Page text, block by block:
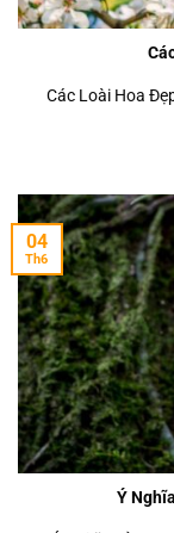
Các Loài Hoa
Ý
04
Th6